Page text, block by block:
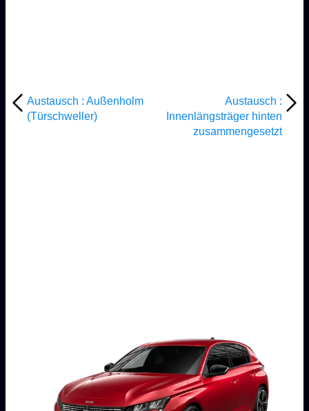
Austausch : Außenholm
(Türschweller)
Austausch :
Innenlängsträger hinten
zusammengesetzt